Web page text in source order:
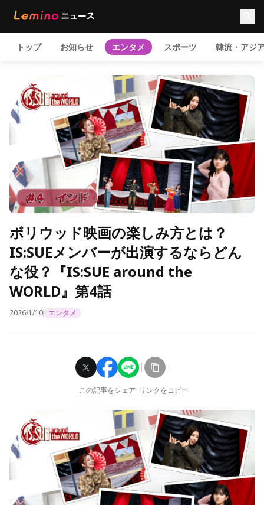
トップ お知らせ エンタメ スポーツ 韓流・アジ
ボリウッド映画の楽しみ方とは？
IS:SUEメンバーが出演するならどん
な役？『IS:SUE around the
WORLD』第4話
2026/1/10 エンタメ
この記事をシェア リンクをコピー